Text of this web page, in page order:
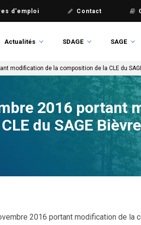
d'emploi Contact
Actualités SDAGE SAGE
modification de la composition de la CLE du
2016 portant
du SAGE Bièvre
2016 portant modification de la